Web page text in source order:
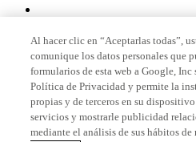
Miembro de
Acreditaciones
Al hacer clic en “Aceptarlas todas”,
comunique los datos personales que
formularios de esta web a Google, Inc
Política de Privacidad y permite la
propias y de terceros en su
servicios y mostrarle publicidad
mediante el análisis de sus hábitos de